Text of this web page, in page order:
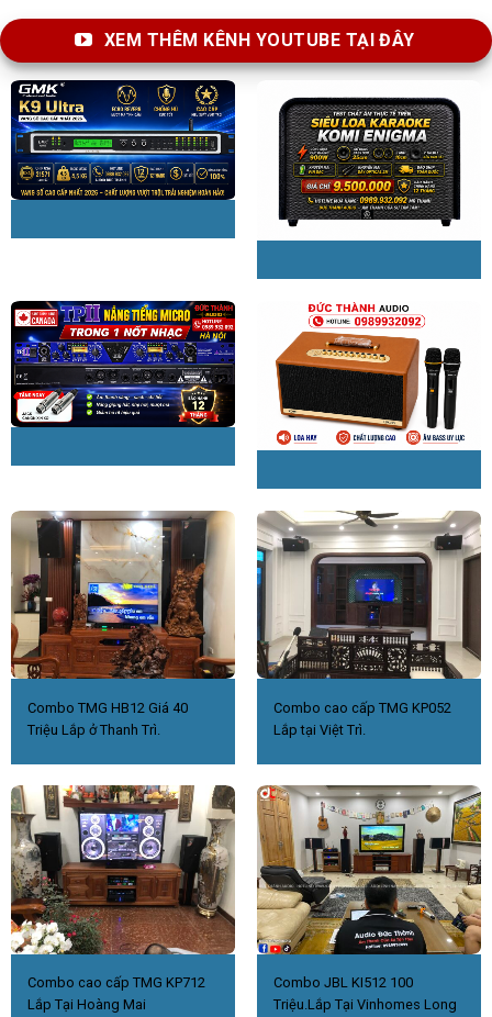
XEM THÊM KÊNH YOUTUBE TẠI ĐÂY
Combo TMG HB12 Giá 40
Triệu Lắp ở Thanh Trì.
Combo cao cấp TMG KP052
Lắp tại Việt Trì.
Combo cao cấp TMG KP712
Lắp Tại Hoàng Mai
Combo JBL KI512 100
Triệu.Lắp Tại Vinhomes Long